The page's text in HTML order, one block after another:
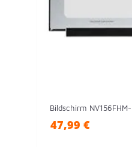
Bildschirm
47,99 €